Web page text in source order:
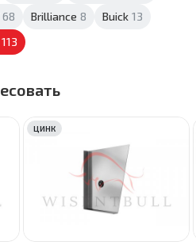
68 Brilliance 8 Buick 13
113
ЦИНК